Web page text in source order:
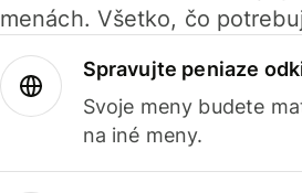
menách. Všetko, čo
Spravujte peniaze
Svoje meny budete
na iné meny.